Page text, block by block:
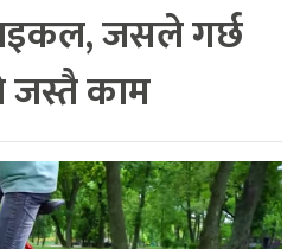
जसले गर्छ
काम